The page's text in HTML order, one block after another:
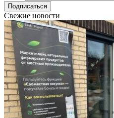
Свежие новости